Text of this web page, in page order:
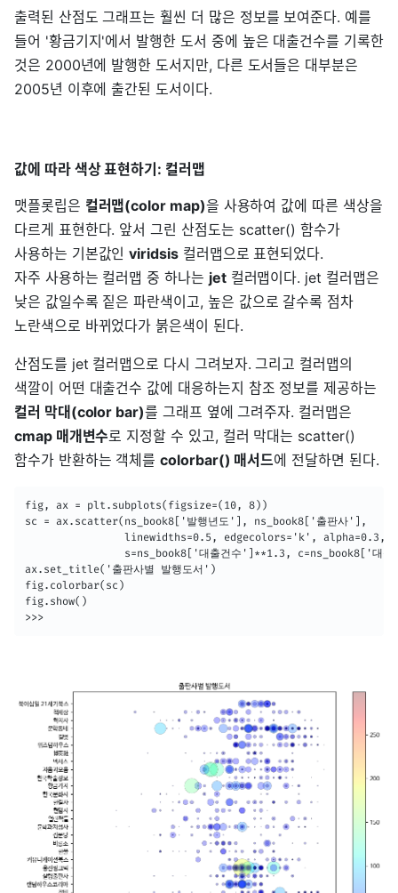
출력된 산점도 그래프는 훨씬 더 많은 정보를 보여준다. 예를
들어 '황금기지'에서 발행한 도서 중에 높은 대출건수를 기록한
것은 2000년에 발행한 도서지만, 다른 도서들은 대부분은
2005년 이후에 출간된 도서이다.
값에 따라 색상 표현하기: 컬러맵
맷플롯립은 컬러맵(color map)을 사용하여 값에 따른 색상을
다르게 표현한다. 앞서 그린 산점도는 scatter() 함수가
사용하는 기본값인viridsis컬러맵으로 표현되었다.
자주 사용하는 컬러맵 중 하나는 jet컬러맵이다. jet 컬러맵은
낮은 값일수록 짙은 파란색이고, 높은 값으로 갈수록 점차
노란색으로 바뀌었다가 붉은색이 된다.
산점도를 jet 컬러맵으로 다시 그려보자. 그리고 컬러맵의
색깔이 어떤 대출건수 값에 대응하는지 참조 정보를 제공하는
컬러 막대(color bar)를 그래프 옆에 그려주자. 컬러맵은
cmap 매개변수로 지정할 수 있고, 컬러 막대는 scatter()
함수가 반환하는 객체를colorbar() 매서드에 전달하면 된다.
fig, ax = plt.subplots(figsize=(10, 8))
sc = ax.scatter(ns_book8['발행년도'], ns_book8['출판사'],
                linewidths=0.5, edgecolors='k', alpha=0.3,
s=ns_book8['대출건수']**1.3, c=ns_book8['대출
ax.set_title('출판사별 발행도서')
fig.colorbar(sc)
fig.show()
>>>